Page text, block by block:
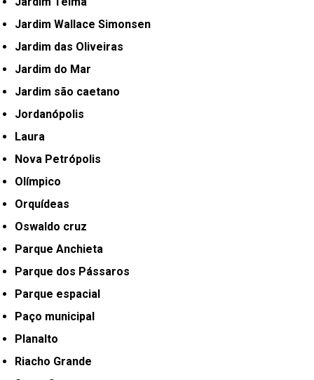
Jardim Wallace Simonsen
Jardim das Oliveiras
Jardim do Mar
Jardim são caetano
Jordanópolis
Laura
Nova Petrópolis
Olímpico
Orquídeas
Oswaldo cruz
Parque Anchieta
Parque dos Pássaros
Parque espacial
Paço municipal
Planalto
Riacho Grande